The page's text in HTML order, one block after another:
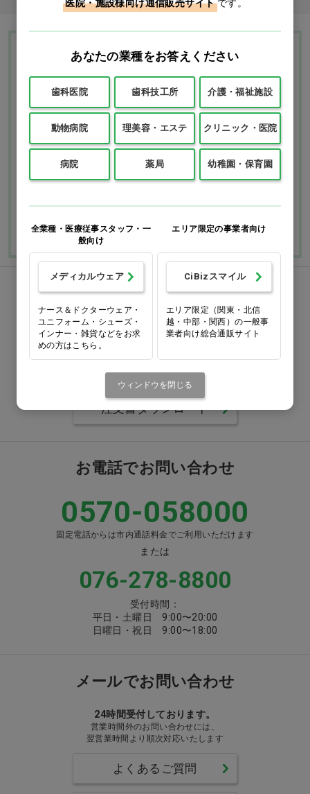
Ciモール ウェブ通販のご利用ガイド・ヘル
プ
お支払いについて 送料について
返品・交換につい
て
修理・保証につい
て
ご利用ガイドを詳しく見
FAXでのご注文
0120-418-167
お間違いのないようお願いいたします
注文書ダウンロード
お電話でお問い合わせ
0570-058000
固定電話からは市内通話料金でご利用いただけます
または
076-278-8800
受付時間：
平日・土曜日 9:00〜20:00
日曜日・祝日 9:00〜18:00
メールでお問い合わせ
24時間受付しております。
営業時間外のお問い合わせには、
翌営業時間より順次対応いたします
よくあるご質問
医院・施設様向け通信販売サイト です。
あなたの業種をお答えください
歯科医院 歯科技工所 介護・福祉施設
動物病院 理美容・エステ クリニック・医院
病院 薬局 幼稚園・保育園
全業種・医療従事スタッフ・一
般向け
メディカルウェア
ナース＆ドクターウェア・
ユニフォーム・シューズ・
インナー・雑貨などをお求
めの方はこちら。
エリア限定の事業者向け
CiBizスマイル
エリア限定（関東・北信
越・中部・関西）の一般事
業者向け総合通販サイト
ウィンドウを閉じる